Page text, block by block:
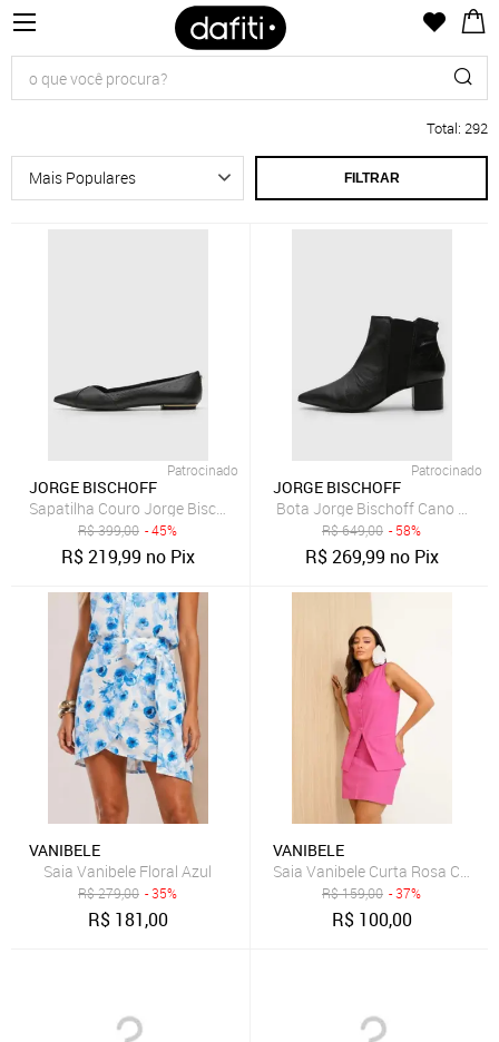
Total: 292
FILTRAR
Patrocinado
JORGE BISCHOFF
Sapatilha Couro Jorge Bischoff Bico Fino Preta
R$399,00 - 45%
R$219,99 no Pix
Patrocinado
JORGE BISCHOFF
Bota Jorge Bischoff Cano
R$649,00 - 58%
R$269,99 no Pix
VANIBELE
Saia Vanibele Floral Azul
R$279,00 - 35%
R$ 181,00
VANIBELE
Saia Vanibele Curta Rosa
R$159,00 - 37%
R$ 100,00